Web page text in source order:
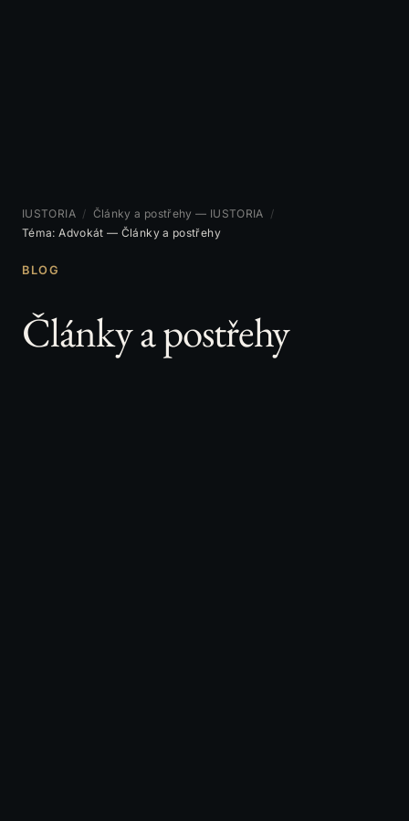
IUSTORIA / Články a postřehy — IUSTORIA /
Téma: Advokát — Články a postřehy
BLOG
Články a postřehy